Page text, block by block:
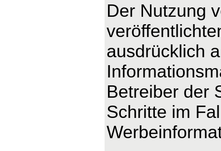
Der Nutzung
ausdrücklich
Betreiber der
Schritte im